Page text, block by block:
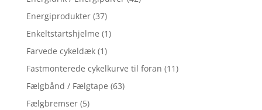
Energiprodukter (37)
Enkeltstartshjelme (1)
Farvede cykeldæk (1)
Fastmonterede cykelkurve til foran (11)
Fælgbånd / Fælgtape (63)
Fælgbremser (5)